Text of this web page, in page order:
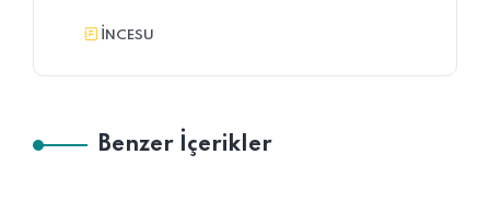
İNCESU
Benzer İçerikler